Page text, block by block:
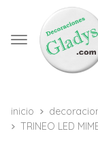
inicio
TRINEO LED